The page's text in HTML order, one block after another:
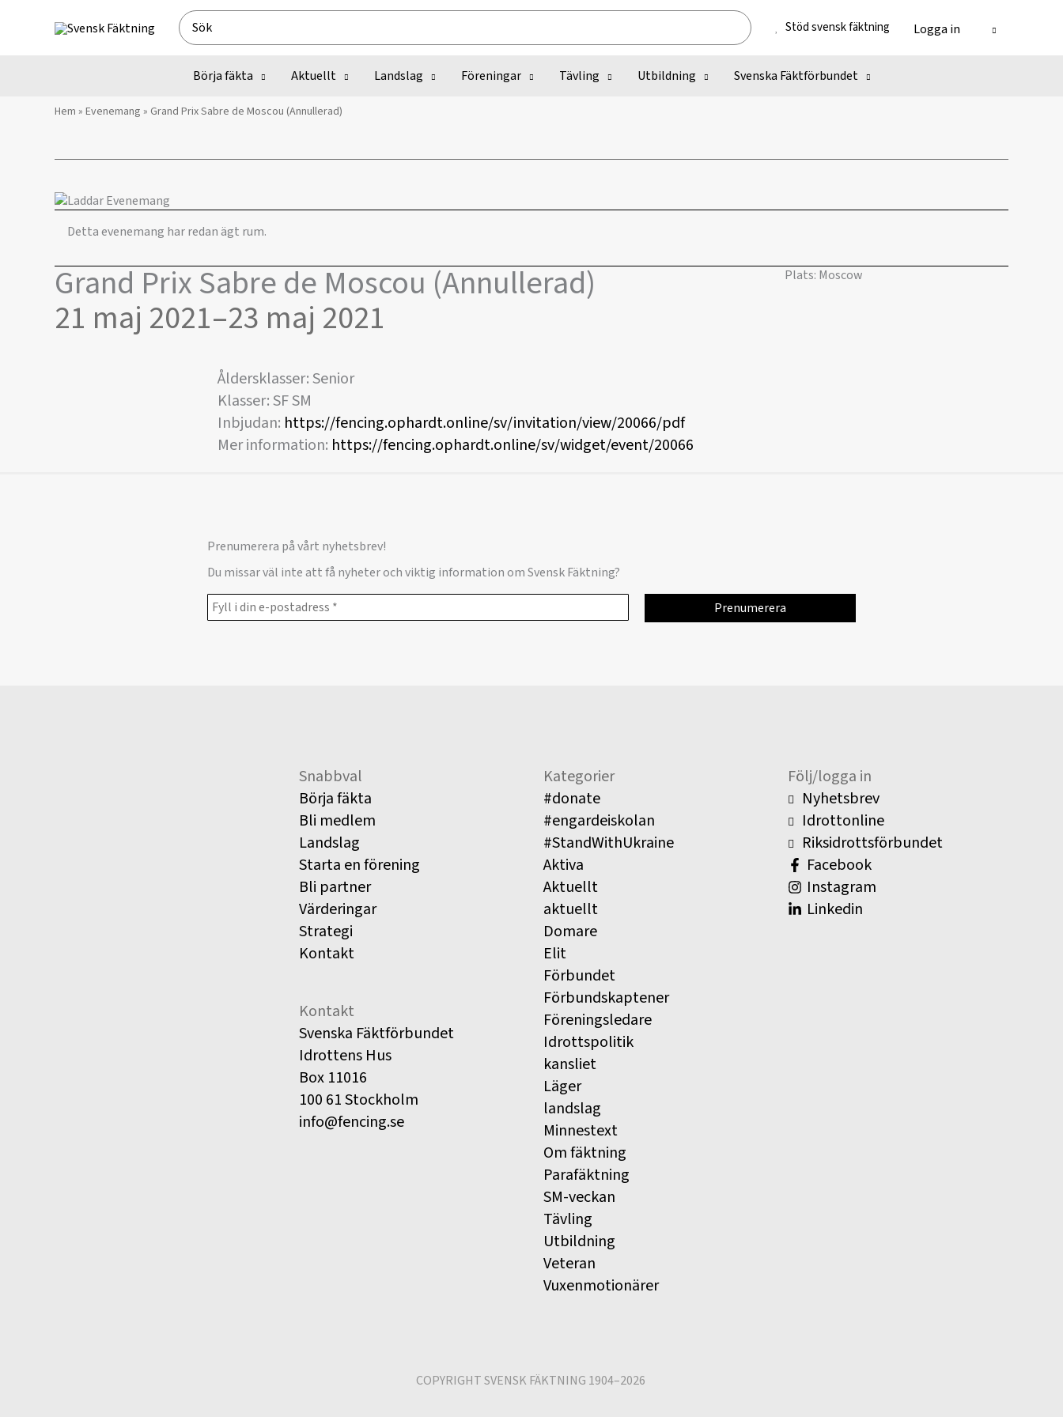
Search
for:
Stöd svensk fäktning Logga in
Börja fäkta Aktuellt Landslag Föreningar Tävling Utbildning Svenska Fäktförbundet
Hem » Evenemang » Grand Prix Sabre de Moscou (Annullerad)
Detta evenemang har redan ägt rum.
Grand Prix Sabre de Moscou (Annullerad)
21 maj 2021–23 maj 2021
Plats: Moscow
Åldersklasser: Senior
Klasser: SF SM
Inbjudan: https://fencing.ophardt.online/sv/invitation/view/20066/pdf
Mer information: https://fencing.ophardt.online/sv/widget/event/20066
Prenumerera på vårt nyhetsbrev!
Du missar väl inte att få nyheter och viktig information om Svensk Fäktning?
Snabbval
Börja fäkta
Bli medlem
Landslag
Starta en förening
Bli partner
Värderingar
Strategi
Kontakt
Kontakt
Svenska Fäktförbundet
Idrottens Hus
Box 11016
100 61 Stockholm
info@fencing.se
Kategorier
#donate
#engardeiskolan
#StandWithUkraine
Aktiva
Aktuellt
aktuellt
Domare
Elit
Förbundet
Förbundskaptener
Föreningsledare
Idrottspolitik
kansliet
Läger
landslag
Minnestext
Om fäktning
Parafäktning
SM-veckan
Tävling
Utbildning
Veteran
Vuxenmotionärer
Följ/logga in
Nyhetsbrev
Idrottonline
Riksidrottsförbundet
Facebook
Instagram
Linkedin
COPYRIGHT SVENSK FÄKTNING 1904–2026